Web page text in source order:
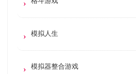
模拟人生
模拟器整合游戏